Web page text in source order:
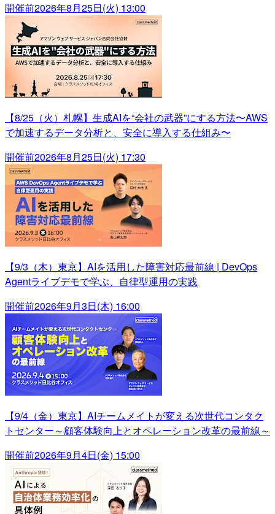
開催前2026年8月25日(火) 13:00
【8/25（火）札幌】生成AIを“会社の武器”にする方法〜AWS
で加速するデータ分析と、安全に導入する仕組み〜
開催前2026年8月25日(火) 17:30
【9/3（木）東京】AIを活用した障害対応最前線 | DevOps
Agentライブデモで学ぶ、自律型運用の実践
開催前2026年9月3日(木) 16:00
【9/4（金）東京】AIチームメイトが変える次世代コンタク
トセンター～顧客体験向上とオペレーション改革の最前線～
開催前2026年9月4日(金) 15:00